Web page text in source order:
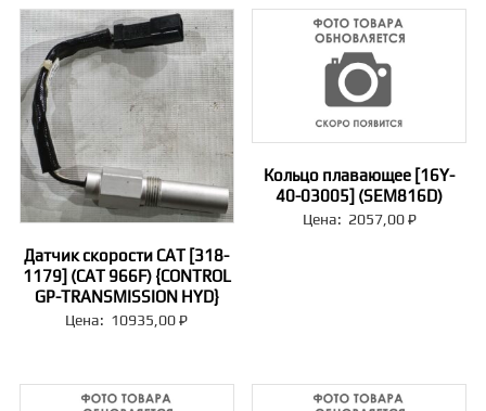
Датчик скорости CAT [318-
1179] (CAT 966F) {CONTROL
GP-TRANSMISSION HYD}
Цена: 10935,00₽
Кольцо плавающее [16Y-
40-03005] (SEM816D)
Цена: 2057,00₽